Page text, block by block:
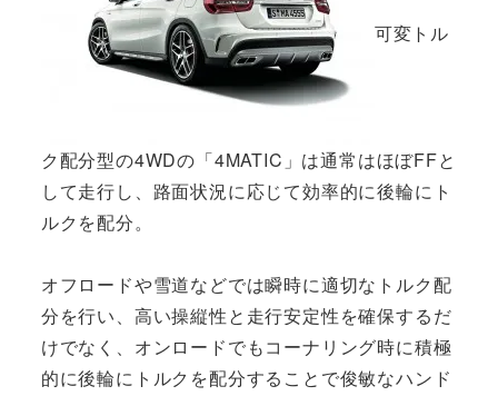
可変トル
ク配分型の4WDの「4MATIC」は通常はほぼFFと
して走行し、路面状況に応じて効率的に後輪にト
ルクを配分。
オフロードや雪道などでは瞬時に適切なトルク配
分を行い、高い操縦性と走行安定性を確保するだ
けでなく、オンロードでもコーナリング時に積極
的に後輪にトルクを配分することで俊敏なハンド